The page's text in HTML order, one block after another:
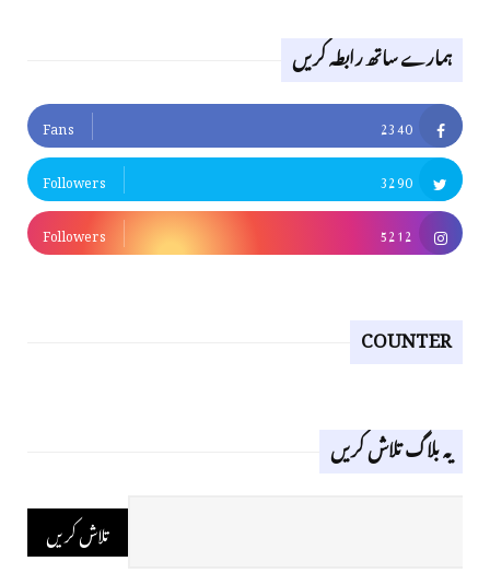
ہمارے ساتھ رابطہ کریں
2340
Fans
3290
Followers
5212
Followers
COUNTER
یہ بلاگ تلاش کریں